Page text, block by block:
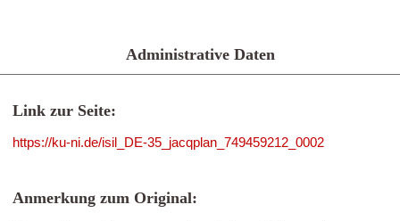
Administrative Daten
Link zur Seite:
https://ku-ni.de/isil_DE-35_jacqplan_749459212_0002
Anmerkung zum Original: